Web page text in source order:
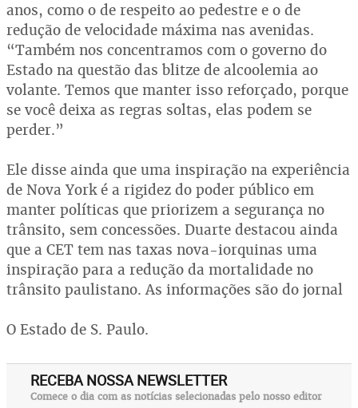
anos, como o de respeito ao pedestre e o de
redução de velocidade máxima nas avenidas.
“Também nos concentramos com o governo do
Estado na questão das blitze de alcoolemia ao
volante. Temos que manter isso reforçado, porque
se você deixa as regras soltas, elas podem se
perder.”
Ele disse ainda que uma inspiração na experiência
de Nova York é a rigidez do poder público em
manter políticas que priorizem a segurança no
trânsito, sem concessões. Duarte destacou ainda
que a CET tem nas taxas nova-iorquinas uma
inspiração para a redução da mortalidade no
trânsito paulistano. As informações são do jornal
O Estado de S. Paulo.
RECEBA NOSSA NEWSLETTER
Comece o dia com as notícias selecionadas pelo nosso editor